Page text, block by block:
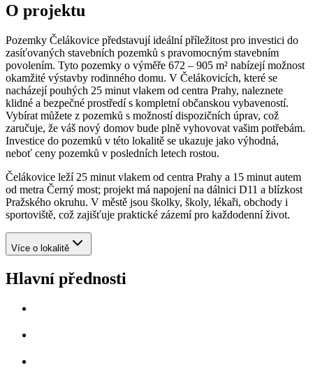
O projektu
Pozemky Čelákovice představují ideální příležitost pro investici do
zasíťovaných stavebních pozemků s pravomocným stavebním
povolením. Tyto pozemky o výměře 672 – 905 m² nabízejí možnost
okamžité výstavby rodinného domu. V Čelákovicích, které se
nacházejí pouhých 25 minut vlakem od centra Prahy, naleznete
klidné a bezpečné prostředí s kompletní občanskou vybaveností.
Vybírat můžete z pozemků s možností dispozičních úprav, což
zaručuje, že váš nový domov bude plně vyhovovat vašim potřebám.
Investice do pozemků v této lokalitě se ukazuje jako výhodná,
neboť ceny pozemků v posledních letech rostou.
Čelákovice leží 25 minut vlakem od centra Prahy a 15 minut autem
od metra Černý most; projekt má napojení na dálnici D11 a blízkost
Pražského okruhu. V městě jsou školky, školy, lékaři, obchody i
sportoviště, což zajišťuje praktické zázemí pro každodenní život.
Více o lokalitě
Hlavní přednosti